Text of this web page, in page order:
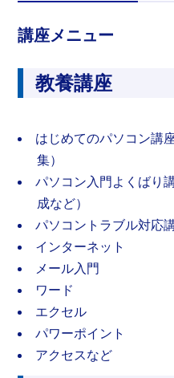
講座メニュー
教養講座
はじめてのパソコン講
集）
パソコン入門よくばり
成など）
パソコントラブル対応
インターネット
メール入門
ワード
エクセル
パワーポイント
アクセスなど